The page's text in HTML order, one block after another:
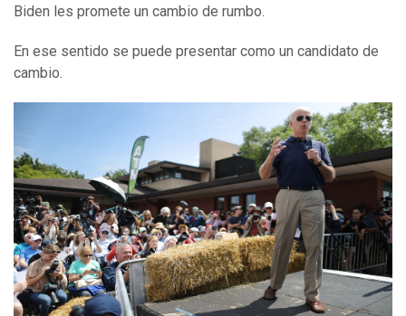
Biden les promete un cambio de rumbo.
En ese sentido se puede presentar como un candidato de
cambio.